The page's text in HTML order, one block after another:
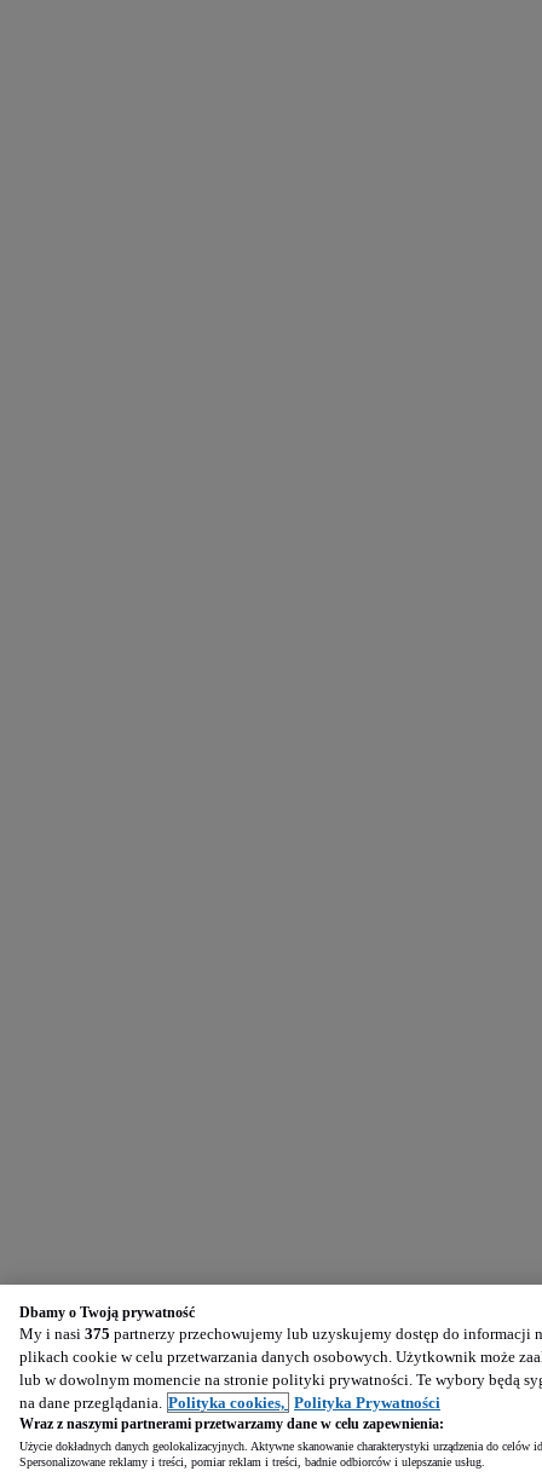
Dbamy o Twoją prywatność
My i nasi 375 partnerzy przechowujemy lub uzyskujemy dostęp do
plikach cookie w celu przetwarzania danych osobowych. Użytkownik może
lub w dowolnym momencie na stronie polityki prywatności. Te wybory będą
na dane przeglądania. Polityka cookies, Polityka Prywatności
Wraz z naszymi partnerami przetwarzamy dane w celu zapewnienia:
Użycie dokładnych danych geolokalizacyjnych. Aktywne skanowanie charakterystyki urządzenia do
Spersonalizowane reklamy i treści, pomiar reklam i treści, badnie odbiorców i ulepszanie usług.